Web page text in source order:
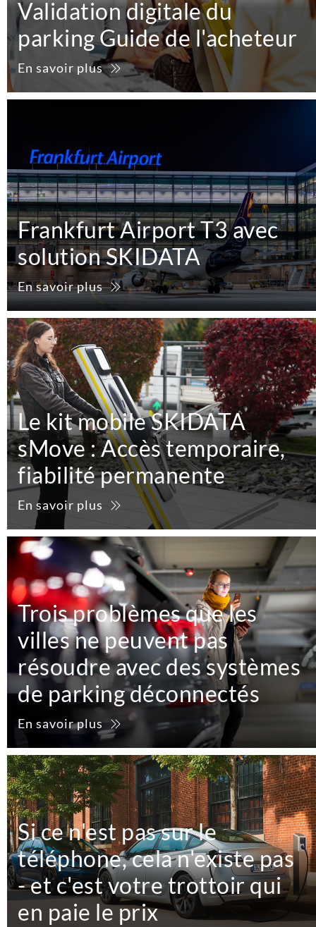
Validation digitale du
parking Guide de l'acheteur
En savoir plus
Frankfurt Airport T3 avec
solution SKIDATA
En savoir plus
Le kit mobile SKIDATA
sMove : Accès temporaire,
fiabilité permanente
En savoir plus
Trois problèmes que les
villes ne peuvent pas
résoudre avec des systèmes
de parking déconnectés
En savoir plus
Si ce n'est pas sur le
téléphone, cela n'existe pas
- et c'est votre trottoir qui
en paie le prix